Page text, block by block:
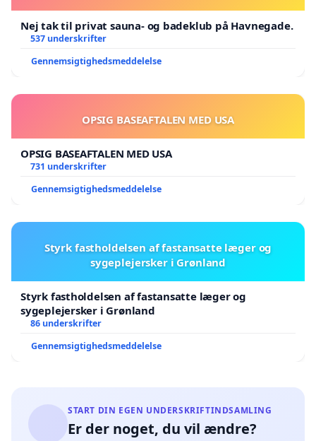
Nej tak til privat sauna- og badeklub på Havnegade.
537 underskrifter
Gennemsigtighedsmeddelelse
OPSIG BASEAFTALEN MED USA
OPSIG BASEAFTALEN MED USA
731 underskrifter
Gennemsigtighedsmeddelelse
Styrk fastholdelsen af fastansatte læger og
sygeplejersker i Grønland
Styrk fastholdelsen af fastansatte læger og
sygeplejersker i Grønland
86 underskrifter
Gennemsigtighedsmeddelelse
START DIN EGEN UNDERSKRIFTINDSAMLING
Er der noget, du vil ændre?